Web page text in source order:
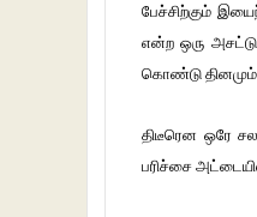
பேச்சிற்கும்
என்ற ஒரு
கொண்டு
திடீரென ஒரே
பரிச்சை